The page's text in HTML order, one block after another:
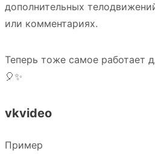
дополнительных
или комментариях.
Теперь тоже самое работает
🎈✨
vkvideo
Пример